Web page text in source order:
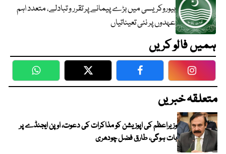
بیوروکریسی میں بڑے پیمانے پر تقرر و تبادلے، متعدد اہم
عہدوں پر نئی تعیناتیاں
ہمیں فالو کریں
WhatsApp Twitter Facebook
متعلقہ خبریں
وزیراعظم کی اپوزیشن کو مذاکرات کی دعوت، اوپن ایجنڈے پر
بات ہوگی، طارق فضل چودھری